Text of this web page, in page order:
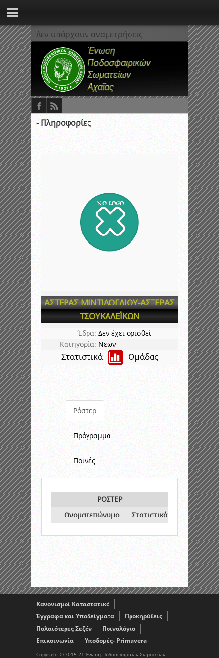
Δεν υπάρχουν αναμετρήσεις
- Πληροφορίες
ΑΣΤΕΡΑΣ ΜΙΝΤΙΛΟΓΛΙΟΥ-ΑΣΤΕΡΑΣ
ΤΣΟΥΚΑΛΕΪΚΩΝ
Έδρα: Δεν έχει ορισθεί
Κατηγορία: Νεων
Στατιστικά Ομάδας
Ρόστερ
Πρόγραμμα
Ποινές
ΡΟΣΤΕΡ
Ονοματεπώνυμο
Στατιστικά
Κανονισμοί Καταστατικό
Έγγραφα και Υποδείγματα
Προκηρύξεις
Παλαιότερες Σεζόν
Ποινολόγιο
Επικοινωνία
Υποδομές- Primavera
Copyright © 2015-21 Ένωση Ποδοσφαιρικών Σωματείων